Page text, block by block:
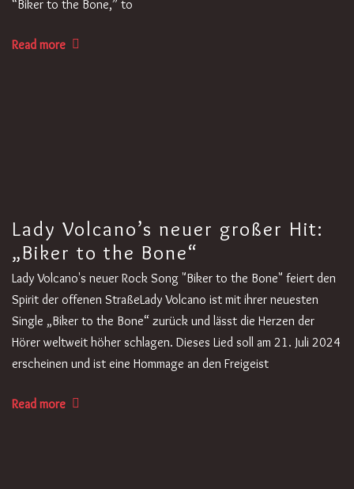
“Biker to the Bone,” to
Read more
Lady Volcano’s neuer großer Hit:
„Biker to the Bone“
Lady Volcano's neuer Rock Song "Biker to the Bone" feiert den
Spirit der offenen StraßeLady Volcano ist mit ihrer neuesten
Single „Biker to the Bone“ zurück und lässt die Herzen der
Hörer weltweit höher schlagen. Dieses Lied soll am 21. Juli 2024
erscheinen und ist eine Hommage an den Freigeist
Read more